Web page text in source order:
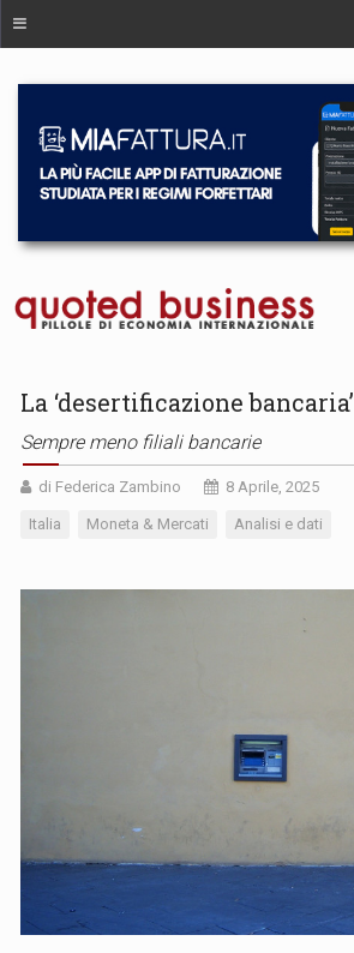
La ‘desertificazione
Sempre meno filiali bancarie
di Federica Zambino 8 Aprile, 2025
Italia Moneta & Mercati Analisi e dati